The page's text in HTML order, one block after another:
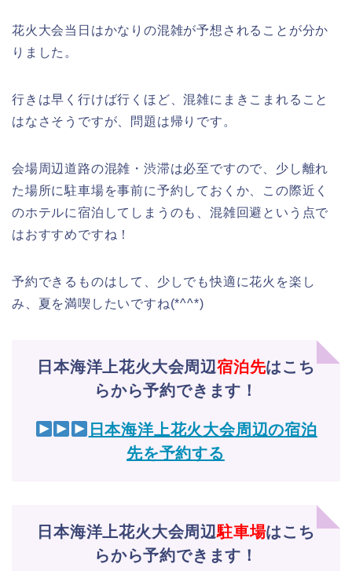
花火大会当日はかなりの混雑が予想されることが分か
りました。
行きは早く行けば行くほど、混雑にまきこまれること
はなさそうですが、問題は帰りです。
会場周辺道路の混雑・渋滞は必至ですので、少し離れ
た場所に駐車場を事前に予約しておくか、この際近く
のホテルに宿泊してしまうのも、混雑回避という点で
はおすすめですね！
予約できるものはして、少しでも快適に花火を楽し
み、夏を満喫したいですね(*^^*)
日本海洋上花火大会周辺宿泊先はこち
らから予約できます！
日本海洋上花火大会周辺の宿泊
先を予約する
日本海洋上花火大会周辺駐車場はこち
らから予約できます！